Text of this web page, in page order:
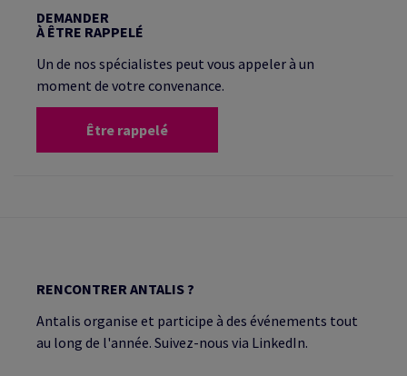
DEMANDER
À ÊTRE RAPPELÉ
Un de nos spécialistes peut vous appeler à un
moment de votre convenance.
Être rappelé
RENCONTRER ANTALIS ?
Antalis organise et participe à des événements tout
au long de l'année. Suivez-nous via LinkedIn.